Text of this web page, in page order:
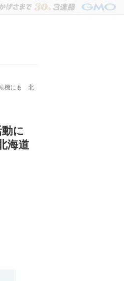
転機にも 北
に
海道